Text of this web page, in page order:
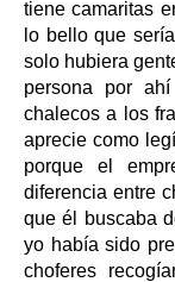
tiene camaritas
lo bello que
solo hubiera
persona por
chalecos a los
aprecie como
porque el
diferencia entre
que él buscaba
yo había sido
choferes